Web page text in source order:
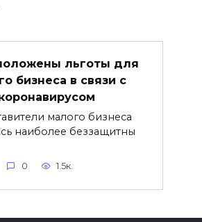
льготы для
бизнеса в связи с
малого бизнеса
наиболее беззащитны
0 1.5к.